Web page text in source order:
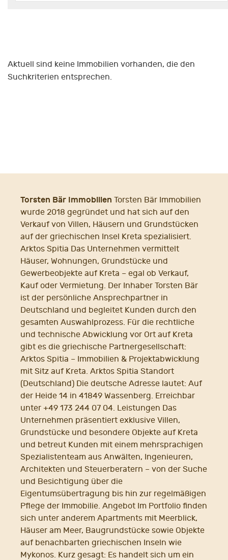
Aktuell sind keine Immobilien vorhanden, die den
Suchkriterien entsprechen.
Torsten Bär Immobilien Torsten Bär Immobilien
wurde 2018 gegründet und hat sich auf den
Verkauf von Villen, Häusern und Grundstücken
auf der griechischen Insel Kreta spezialisiert.
Arktos Spitia Das Unternehmen vermittelt
Häuser, Wohnungen, Grundstücke und
Gewerbeobjekte auf Kreta – egal ob Verkauf,
Kauf oder Vermietung. Der Inhaber Torsten Bär
ist der persönliche Ansprechpartner in
Deutschland und begleitet Kunden durch den
gesamten Auswahlprozess. Für die rechtliche
und technische Abwicklung vor Ort auf Kreta
gibt es die griechische Partnergesellschaft:
Arktos Spitia – Immobilien & Projektabwicklung
mit Sitz auf Kreta. Arktos Spitia Standort
(Deutschland) Die deutsche Adresse lautet: Auf
der Heide 14 in 41849 Wassenberg. Erreichbar
unter +49 173 244 07 04. Leistungen Das
Unternehmen präsentiert exklusive Villen,
Grundstücke und besondere Objekte auf Kreta
und betreut Kunden mit einem mehrsprachigen
Spezialistenteam aus Anwälten, Ingenieuren,
Architekten und Steuerberatern – von der Suche
und Besichtigung über die
Eigentumsübertragung bis hin zur regelmäßigen
Pflege der Immobilie. Angebot Im Portfolio finden
sich unter anderem Apartments mit Meerblick,
Häuser am Meer, Baugrundstücke sowie Objekte
auf benachbarten griechischen Inseln wie
Mykonos. Kurz gesagt: Es handelt sich um ein